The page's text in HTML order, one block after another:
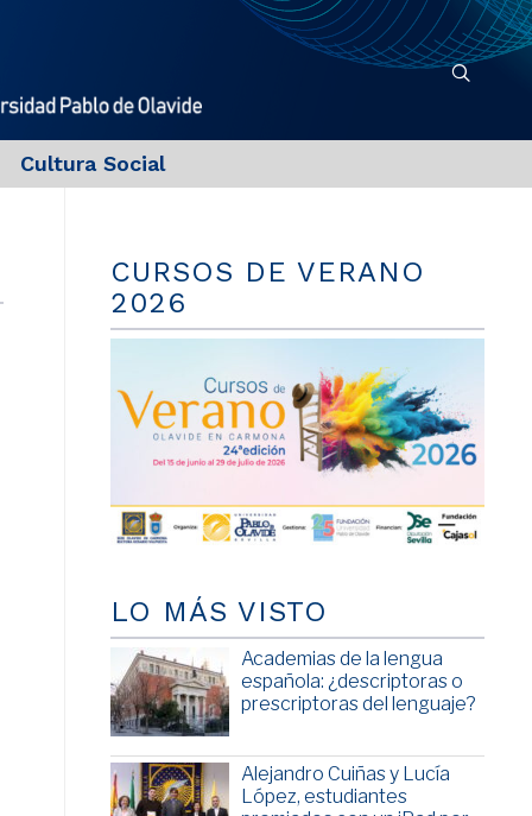
Cultura Social
CURSOS DE VERANO
2026
LO MÁS VISTO
Academias de la lengua
española: ¿descriptoras o
prescriptoras del lenguaje?
Alejandro Cuiñas y Lucía
López, estudiantes